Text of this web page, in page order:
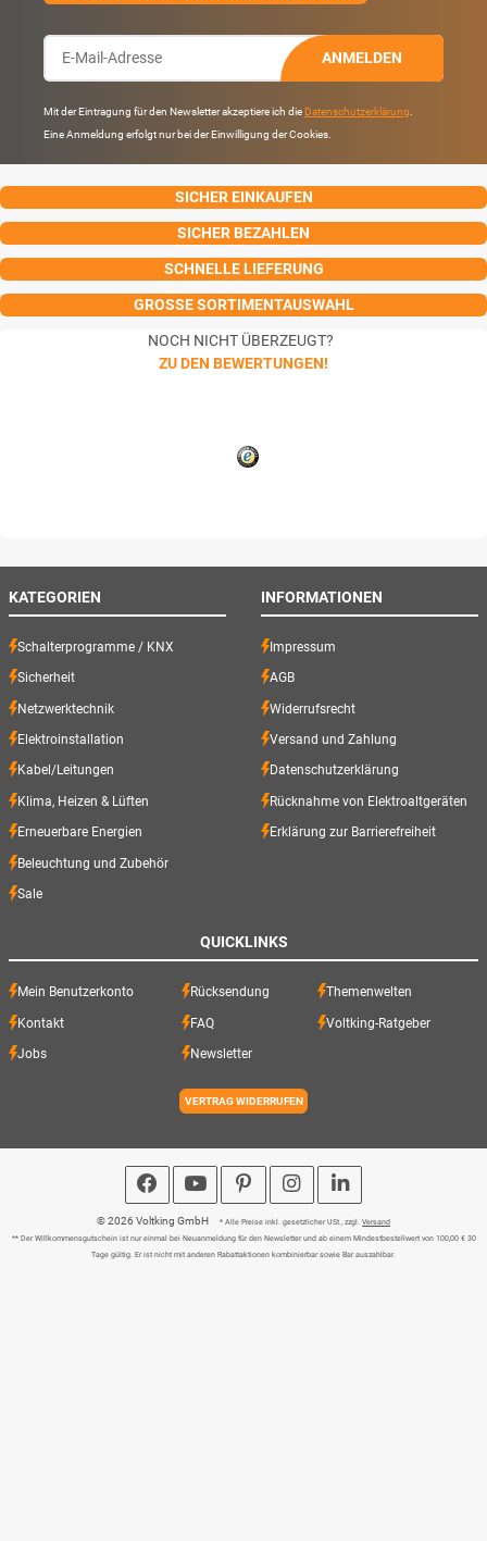
ANMELDEN
Mit der Eintragung für den Newsletter akzeptiere ich die Datenschutzerklärung
Eine Anmeldung erfolgt nur bei der Einwilligung der Cookies.
SICHER EINKAUFEN
SICHER BEZAHLEN
SCHNELLE LIEFERUNG
GROSSE SORTIMENTAUSWAHL
NOCH NICHT ÜBERZEUGT?
ZU DEN BEWERTUNGEN!
KATEGORIEN
Schalterprogramme / KNX
Sicherheit
Netzwerktechnik
Elektroinstallation
Kabel/Leitungen
Klima, Heizen & Lüften
Erneuerbare Energien
Beleuchtung und Zubehör
Sale
INFORMATIONEN
Impressum
AGB
Widerrufsrecht
Versand und Zahlung
Datenschutzerklärung
Rücknahme von Elektroaltgeräten
Erklärung zur Barrierefreiheit
QUICKLINKS
Mein Benutzerkonto Rücksendung Themenwelten
Kontakt FAQ Voltking-Ratgeber
Jobs Newsletter
VERTRAG WIDERRUFEN
© 2026 Voltking GmbH * Alle Preise inkl. gesetzlicher USt., zzgl. Versand
** Der Willkommensgutschein ist nur einmal bei Neuanmeldung für den Newsletter und ab einem Mindestbestellwert von 100,00 € 30
Tage gültig. Er ist nicht mit anderen Rabattaktionen kombinierbar sowie Bar auszahlbar.